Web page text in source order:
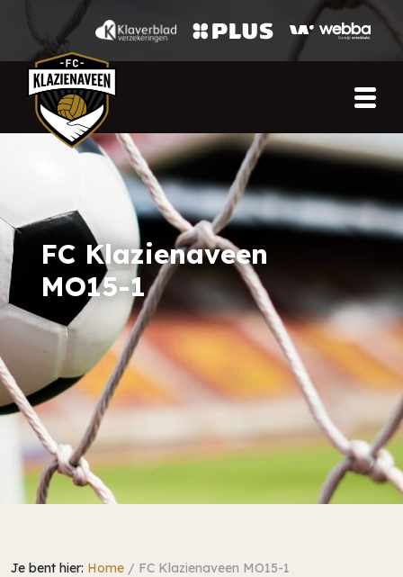
FC Klazienaveen
MO15-1
Je bent hier: Home / FC Klazienaveen MO15-1